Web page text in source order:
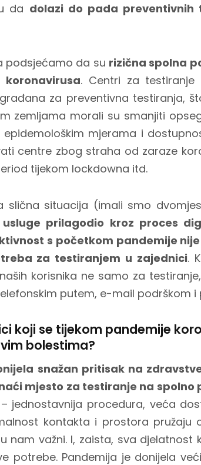
da dolazi do pada
podsjećamo da su rizična spolna
. Centri za testiranje
za preventivna testiranja,
zemljama morali su smanjiti
mjerama i
centre zbog straha od zaraze
tijekom lockdowna itd.
slična situacija (imali smo
prilagodio kroz proces
s početkom pandemije
za testiranjem u zajednici.
korisnika ne samo za
putem, e-mail podrškom i
koji se tijekom pandemije
bolestima?
snažan pritisak na
mjesto za testiranje na spolno
jednostavnija procedura, veća
kontakta i prostora pružaju
nam važni. I, zaista, sva djelatnost
potrebe. Pandemija je donijela